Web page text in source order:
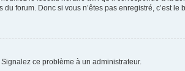
forum. Donc si vous n’êtes pas enregistré, c’est le
ce problème à un administrateur.